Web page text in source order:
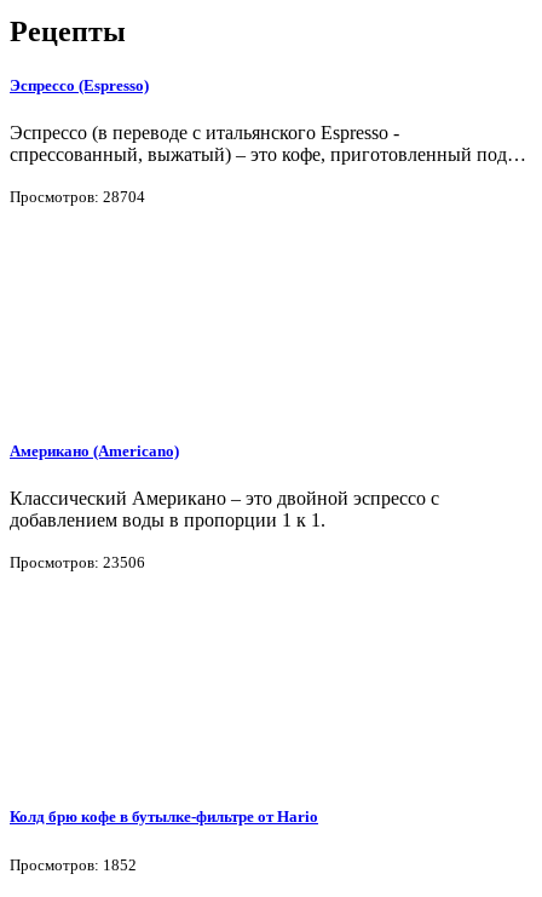
Рецепты
Эспрессо (Espresso)
Эспрессо (в переводе с итальянского Espresso -
спрессованный, выжатый) – это кофе, приготовленный под…
Просмотров: 28704
Американо (Americano)
Классический Американо – это двойной эспрессо с
добавлением воды в пропорции 1 к 1.
Просмотров: 23506
Колд брю кофе в бутылке-фильтре от Hario
Просмотров: 1852